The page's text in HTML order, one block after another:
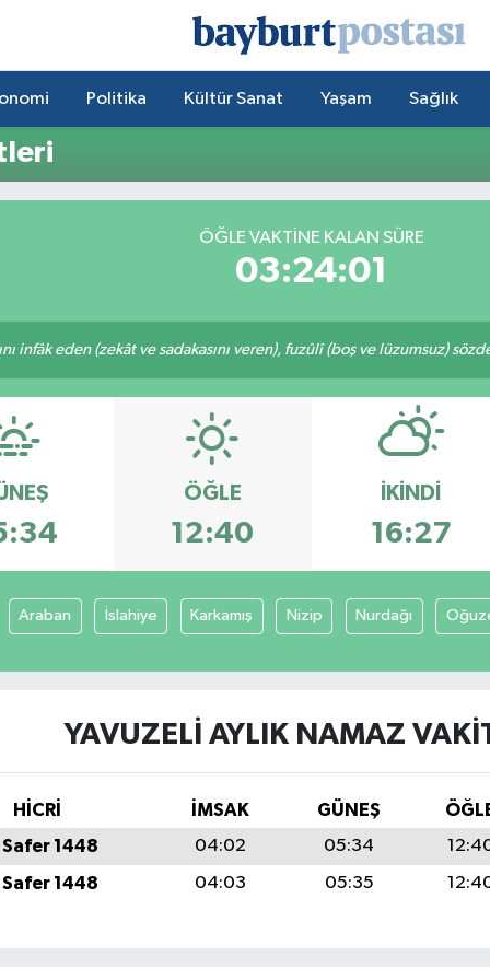
Politika Kültür Sanat Yaşam Sağlık
ÖĞLE VAKTİNE KALAN SÜRE
03:24:01
infâk eden (zekât ve sadakasını veren), fuzûlî (boş ve lüzumsuz)
ÖĞLE
12:40
İKINDI
16:27
Araban İslahiye Karkamış Nizip Nurdağı
YAVUZELI AYLIK NAMAZ
HİCRİ İMSAK GÜNEŞ
1448 04:02 05:34
1448 04:03 05:35